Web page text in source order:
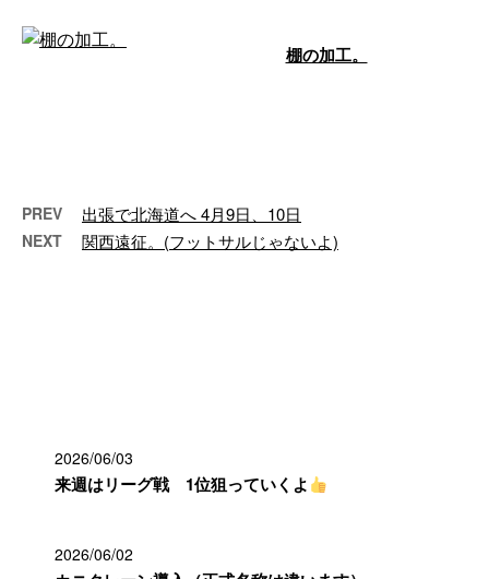
棚の加工。
PREV 出張で北海道へ 4月9日、10日
NEXT 関西遠征。(フットサルじゃないよ)
2026/06/03
来週はリーグ戦 1位狙っていくよ
2026/06/02